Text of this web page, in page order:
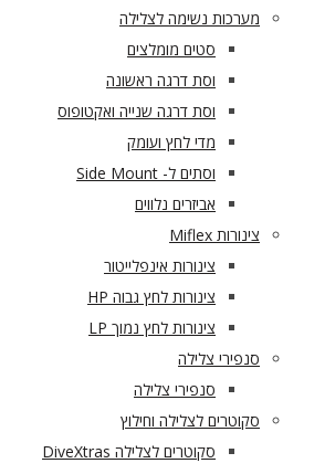
מערכות נשימה לצלילה
סטים מומלצים
וסת דרגה ראשונה
וסת דרגה שנייה ואקטופוס
מדי לחץ ועומק
וסתים ל- Side Mount
אביזרים נלווים
צינורות Miflex
צינורות אינפלייטור
צינורות לחץ גבוה HP
צינורות לחץ נמוך LP
סנפירי צלילה
סנפירי צלילה
סקוטרים לצלילה וחילוץ
סקוטרים לצלילה DiveXtras